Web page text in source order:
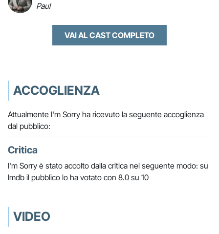
Paul
VAI AL CAST COMPLETO
ACCOGLIENZA
Attualmente I'm Sorry ha ricevuto la seguente accoglienza
dal pubblico:
Critica
I'm Sorry è stato accolto dalla critica nel seguente modo: su
Imdb il pubblico lo ha votato con 8.0 su 10
VIDEO